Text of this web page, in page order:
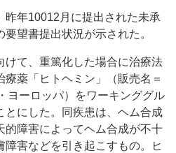
年10012月に提出された未承
望書提出状況が示された。
て、重篤化した場合に治療法
薬「ヒトヘミン」（販売名＝
ヨーロッパ）をワーキンググル
とにした。同疾患は、ヘム合成
的障害によってヘム合成が不十
害などを引き起こすもの。ヒ